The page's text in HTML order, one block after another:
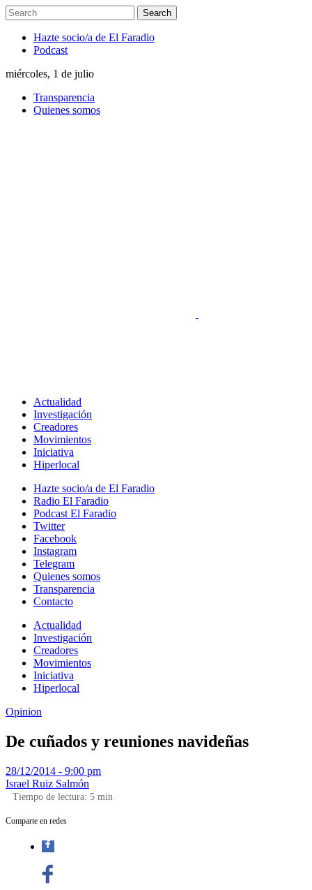
Hazte socio/a de El Faradio
Podcast
miércoles, 1 de julio
Transparencia
Quienes somos
Actualidad
Investigación
Creadores
Movimientos
Iniciativa
Hiperlocal
Hazte socio/a de El Faradio
Radio El Faradio
Podcast El Faradio
Twitter
Facebook
Instagram
Telegram
Quienes somos
Transparencia
Contacto
Actualidad
Investigación
Creadores
Movimientos
Iniciativa
Hiperlocal
Opinion
De cuñados y reuniones navideñas
28/12/2014 - 9:00 pm
Israel Ruiz Salmón
Tiempo de lectura: 5 min
Comparte en redes